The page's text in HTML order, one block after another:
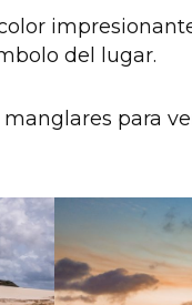
del lugar.
para